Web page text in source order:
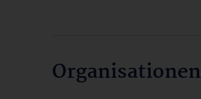
Organisationen